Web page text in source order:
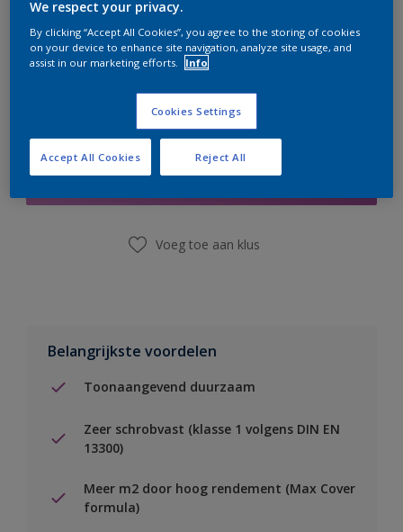
er hard aan om de voorraad aan te vullen.
Boodschappenlijst
Voeg toe aan klus
Belangrijkste voordelen
Toonaangevend duurzaam
Zeer schrobvast (klasse 1 volgens DIN EN
13300)
Meer m2 door hoog rendement (Max Cover
formula)
We respect your privacy.
By clicking “Accept All Cookies”, you agree to the storing of cookies
on your device to enhance site navigation, analyze site usage, and
assist in our marketing efforts.
Info
Cookies Settings
Reject All
Accept All Cookies